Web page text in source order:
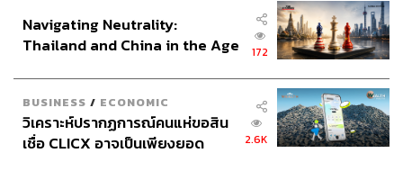
Navigating Neutrality:
Thailand and China in the Age
172
BUSINESS / ECONOMIC
วิเคราะห์ปรากฏการณ์คนแห่ขอสิน
เชื่อ CLICX อาจเป็นเพียงยอด
2.6K